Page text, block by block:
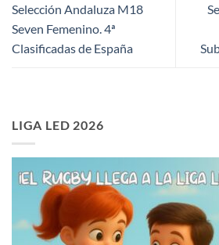
Selección Andaluza M18
Seven Femenino. 4ª
Clasificadas de España
LIGA LED 2026